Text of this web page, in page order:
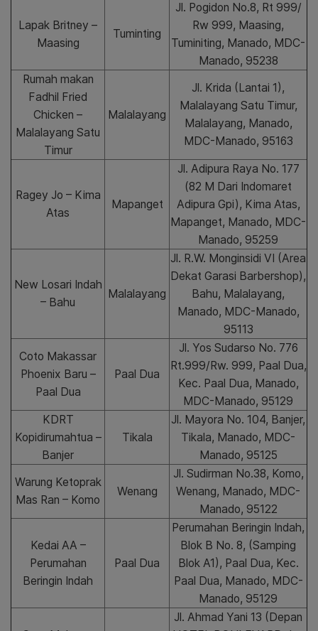
Lapak Britney –
Maasing
Tuminting
Jl. Pogidon No.8, Rt 999/
Rw 999, Maasing,
Tuminiting, Manado, MDC-
Manado, 95238
Rumah makan
Fadhil Fried
Chicken –
Malalayang Satu
Timur
Malalayang
Jl. Krida (Lantai 1),
Malalayang Satu Timur,
Malalayang, Manado,
MDC-Manado, 95163
Ragey Jo – Kima
Atas
Mapanget
Jl. Adipura Raya No. 177
(82 M Dari Indomaret
Adipura Gpi), Kima Atas,
Mapanget, Manado, MDC-
Manado, 95259
New Losari Indah
– Bahu
Malalayang
Jl. R.W. Monginsidi VI (Area
Dekat Garasi Barbershop),
Bahu, Malalayang,
Manado, MDC-Manado,
95113
Coto Makassar
Phoenix Baru –
Paal Dua
Paal Dua
Jl. Yos Sudarso No. 776
Rt.999/Rw. 999, Paal Dua,
Kec. Paal Dua, Manado,
MDC-Manado, 95129
KDRT
Kopidirumahtua –
Banjer
Tikala
Jl. Mayora No. 104, Banjer,
Tikala, Manado, MDC-
Manado, 95125
Warung Ketoprak
Mas Ran – Komo
Wenang
Jl. Sudirman No.38, Komo,
Wenang, Manado, MDC-
Manado, 95122
Kedai AA –
Perumahan
Beringin Indah
Paal Dua
Perumahan Beringin Indah,
Blok B No. 8, (Samping
Blok A1), Paal Dua, Kec.
Paal Dua, Manado, MDC-
Manado, 95129
Jl. Ahmad Yani 13 (Depan